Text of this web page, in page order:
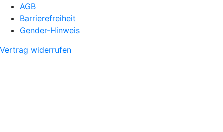
AGB
Barrierefreiheit
Gender-Hinweis
Vertrag widerrufen